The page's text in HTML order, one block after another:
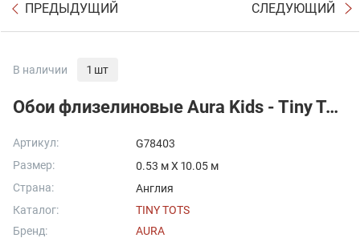
ПРЕДЫДУЩИЙ СЛЕДУЮЩИЙ
В наличии 1 шт
Обои флизелиновые Aura Kids - Tiny Tots
Артикул:
G78403
Размер:
0.53 м X 10.05 м
Страна:
Англия
Каталог:
TINY TOTS
Бренд:
AURA